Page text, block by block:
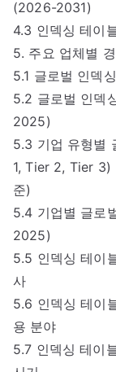
(2026-2031)
4.3 인덱싱 테이
5. 주요 업체별
5.1 글로벌 인덱
5.2 글로벌 인덱
2025)
5.3 기업 유형별
1, Tier 2, Tier 3)
준)
5.4 기업별 글로
2025)
5.5 인덱싱 테이
사
5.6 인덱싱 테이
용 분야
5.7 인덱싱 테이